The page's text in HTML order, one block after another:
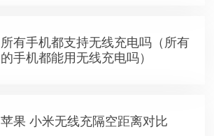
所有手机都支持无线充电吗（所有
的手机都能用无线充电吗）
苹果 小米无线充隔空距离对比